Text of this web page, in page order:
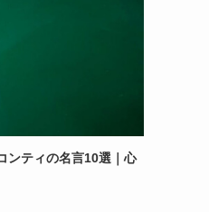
ンティの名言10選｜心